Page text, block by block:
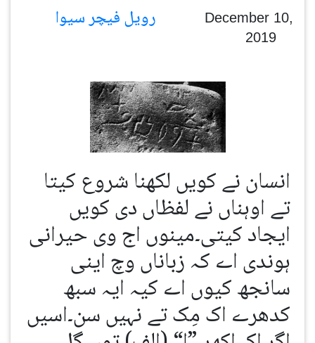
December 10,
2019
انسان نے کویں لکھنا شروع کیتا
تے اوہناں نے لفظاں دی کویں
ایجاد کیتی۔مینوں اج وی حیرانی
ہوندی اے کہ زباناں وچ اینی
سانجھ کیوں اے کیہ ایہ سبھ
کدھرے اک مِک تے نہیں سن۔اسیں